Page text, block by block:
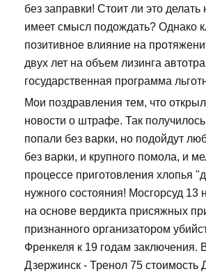
без заправки! Стоит ли это
имеет смысл подождать? Однако
позитивное влияние на
двух лет на объем лизинга
государственная программа
Мои поздравления тем, что
новости о штрафе. Так
попали без варки, но подойдут
без варки, и крупного помола, и
процессе приготовления хлопья
нужного состояния! Мосгорсуд 13
на основе вердикта присяжных
признанного организатором
Френкеля к 19 годам заключения.
Дзержинск - Тренол 75 стоимость